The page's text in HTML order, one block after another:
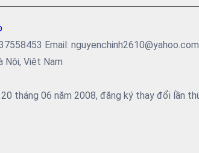
Email: nguyenchinh2610@yahoo.com
Nội, Việt Nam
tháng 06 năm 2008, đăng ký thay đổi lần